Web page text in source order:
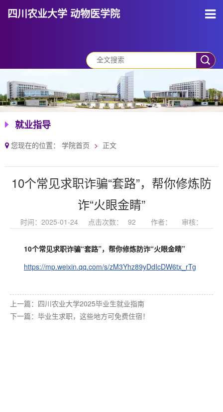
四川农业大学 动物医学院
就业指导
您现在的位置： 学院首页 正文
10个常见求职诈骗“套路”，帮你修炼防
诈“火眼金睛”
时间：2025-01-24 点击次数： 92 作者： 审核：
10个常见求职诈骗“套路”，帮你修炼防诈“火眼金睛”
https://mp.weixin.qq.com/s/zM3Yhz89yDdIcDW6tx_rTg
上一篇： 四川农业大学2025毕业生就业指南
下一篇： 毕业生求职，这些地方可免费住宿！